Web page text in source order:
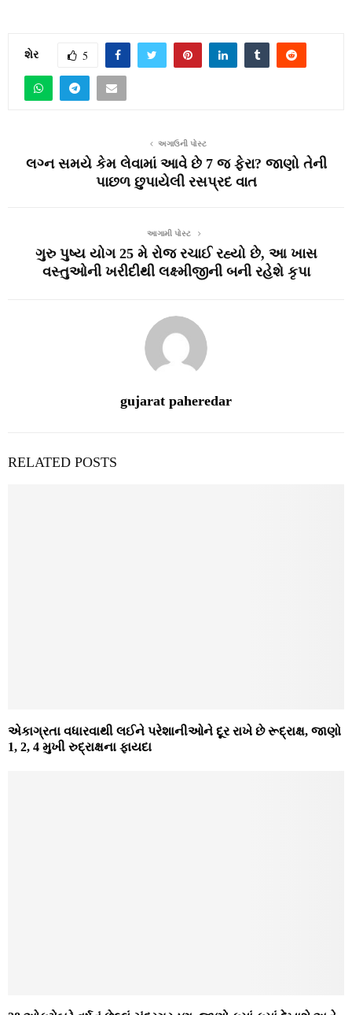
શેર 5
અગાઉની પોસ્ટ
લગ્ન સમયે કેમ લેવામાં આવે છે 7 જ ફેરા? જાણો તેની
પાછળ છુપાયેલી રસપ્રદ વાત
આગામી પોસ્ટ
ગુરુ પુષ્ય યોગ 25 મે રોજ રચાઈ રહ્યો છે, આ ખાસ
વસ્તુઓની ખરીદીથી લક્ષ્મીજીની બની રહેશે કૃપા
gujarat paheredar
RELATED POSTS
એકાગ્રતા વધારવાથી લઈને પરેશાનીઓને દૂર રાખે છે રૂદ્રાક્ષ, જાણો
1, 2, 4 મુખી રુદ્રાક્ષના ફાયદા